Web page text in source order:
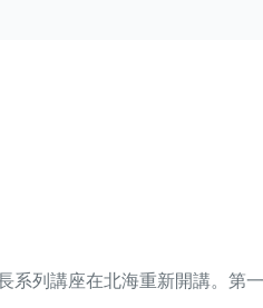
系列講座在北海重新開講。